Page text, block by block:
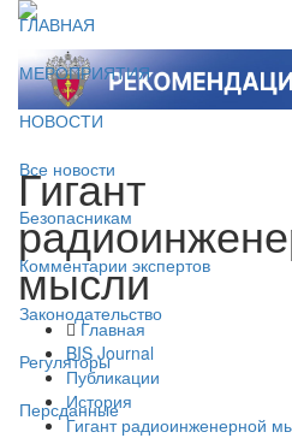
ГЛАВНАЯ
МЕРОПРИЯТИЯ
НОВОСТИ
Все новости
Безопасникам
Комментарии экспертов
Законодательство
Регуляторы
Персданные
Гигант
мысли
Главная
BIS Journal
Публикации
История
Гигант радиоинженерной